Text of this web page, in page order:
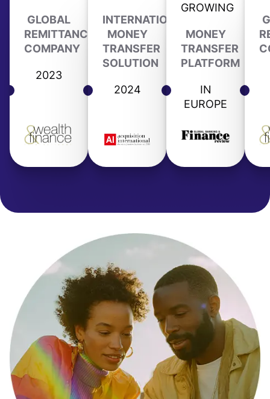
GLOBAL
REMITTANCE
COMPANY
2023
INTERNATIONAL
MONEY
TRANSFER
SOLUTION
2024
GROWING
MONEY
TRANSFER
PLATFORM
IN
EUROPE